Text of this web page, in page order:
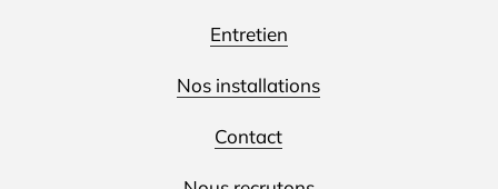
Entretien
Nos installations
Contact